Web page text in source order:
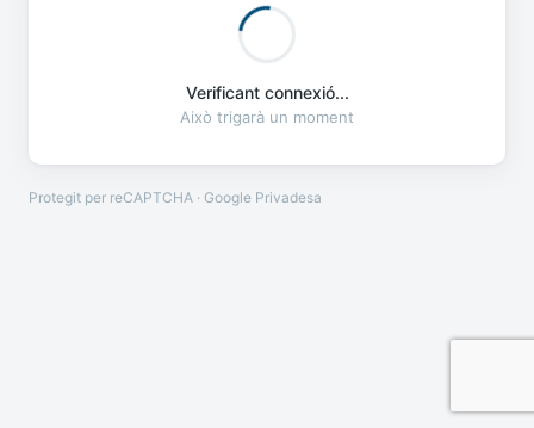
Verificant connexió...
Això trigarà un moment
Protegit per reCAPTCHA · Google Privadesa